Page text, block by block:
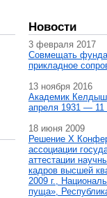
Новости
3 февраля 2017
Совмещать
прикладное
13 ноября 2016
Академик
апреля 1931 — 11
18 июня 2009
Решение X
ассоциации
аттестации
кадров высшей
2009 г.,
пуща»,